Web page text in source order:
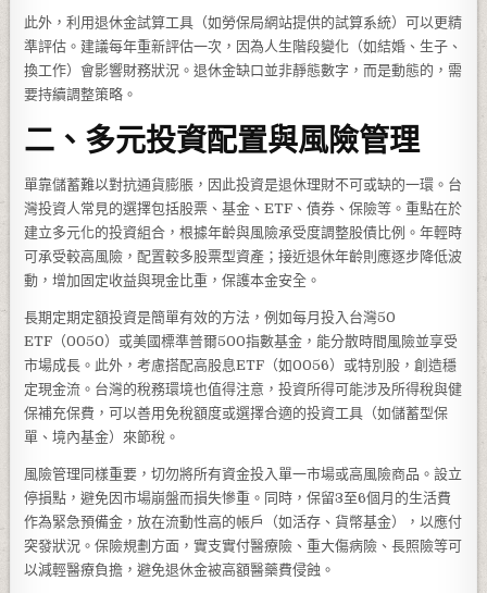
此外，利用退休金試算工具（如勞保局網站提供的試算系統）可以更精
準評估。建議每年重新評估一次，因為人生階段變化（如結婚、生子、
換工作）會影響財務狀況。退休金缺口並非靜態數字，而是動態的，需
要持續調整策略。
二、多元投資配置與風險管理
單靠儲蓄難以對抗通貨膨脹，因此投資是退休理財不可或缺的一環。台
灣投資人常見的選擇包括股票、基金、ETF、債券、保險等。重點在於
建立多元化的投資組合，根據年齡與風險承受度調整股債比例。年輕時
可承受較高風險，配置較多股票型資產；接近退休年齡則應逐步降低波
動，增加固定收益與現金比重，保護本金安全。
長期定期定額投資是簡單有效的方法，例如每月投入台灣50
ETF（0050）或美國標準普爾500指數基金，能分散時間風險並享受
市場成長。此外，考慮搭配高股息ETF（如0056）或特別股，創造穩
定現金流。台灣的稅務環境也值得注意，投資所得可能涉及所得稅與健
保補充保費，可以善用免稅額度或選擇合適的投資工具（如儲蓄型保
單、境內基金）來節稅。
風險管理同樣重要，切勿將所有資金投入單一市場或高風險商品。設立
停損點，避免因市場崩盤而損失慘重。同時，保留3至6個月的生活費
作為緊急預備金，放在流動性高的帳戶（如活存、貨幣基金），以應付
突發狀況。保險規劃方面，實支實付醫療險、重大傷病險、長照險等可
以減輕醫療負擔，避免退休金被高額醫藥費侵蝕。